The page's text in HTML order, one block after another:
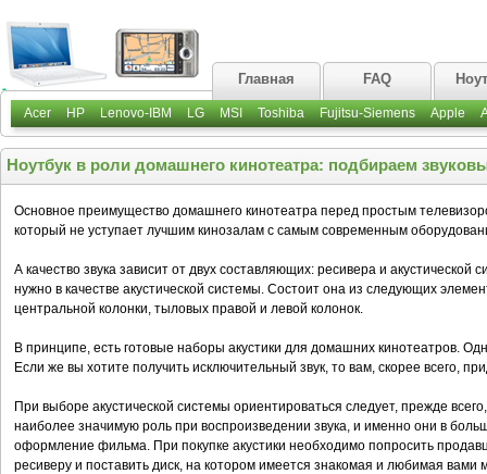
Главная FAQ
Acer HP Lenovo-IBM LG MSI Toshiba Fujitsu-Siemens Apple
Ноутбук в роли домашнего кинотеатра: подбираем
Основное преимущество домашнего кинотеатра перед простым
который не уступает лучшим кинозалам с самым современным
А качество звука зависит от двух составляющих: ресивера и
нужно в качестве акустической системы. Состоит она из следующих
центральной колонки, тыловых правой и левой колонок.
В принципе, есть готовые наборы акустики для домашних кинотеатров.
Если же вы хотите получить исключительный звук, то вам, скорее всего,
При выборе акустической системы ориентироваться следует, прежде
наиболее значимую роль при воспроизведении звука, и именно они в
оформление фильма. При покупке акустики необходимо попросить
ресиверу и поставить диск, на котором имеется знакомая и любимая вами